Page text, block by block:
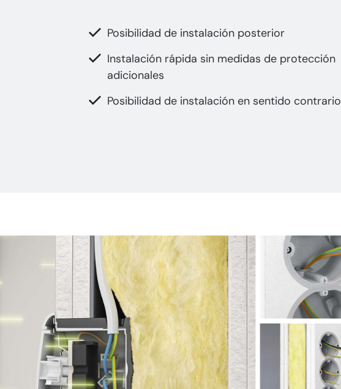
Posibilidad de instalación posterior
Instalación rápida sin medidas de protección
adicionales
Posibilidad de instalación en sentido contrario